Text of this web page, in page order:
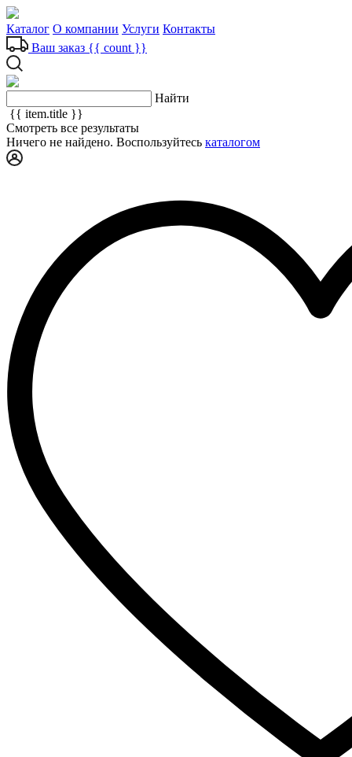
Каталог О компании Услуги Контакты
Ваш заказ {{ count }}
Найти
{{ item.title }}
Смотреть все результаты
Ничего не найдено. Воспользуйтесь каталогом